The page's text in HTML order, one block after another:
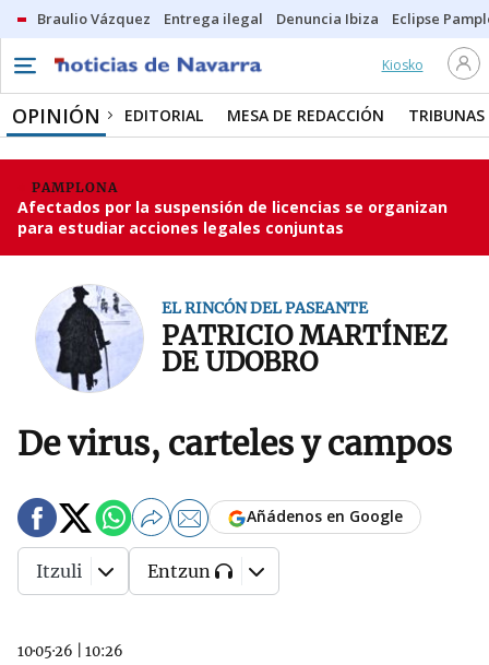
Braulio Vázquez Entrega ilegal Denuncia Ibiza Eclipse
Kiosko
OPINIÓN EDITORIAL MESA DE REDACCIÓN TRIBUNAS
PAMPLONA
Afectados por la suspensión de licencias se organizan
para estudiar acciones legales conjuntas
EL RINCÓN DEL PASEANTE
PATRICIO MARTÍNEZ
DE UDOBRO
De virus, carteles y campos
10·05·26 10:26
Añádenos en Google
Itzuli Entzun